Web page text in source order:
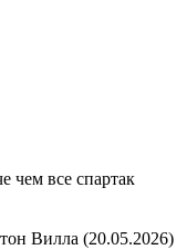
чем все спартак
Вилла (20.05.2026)